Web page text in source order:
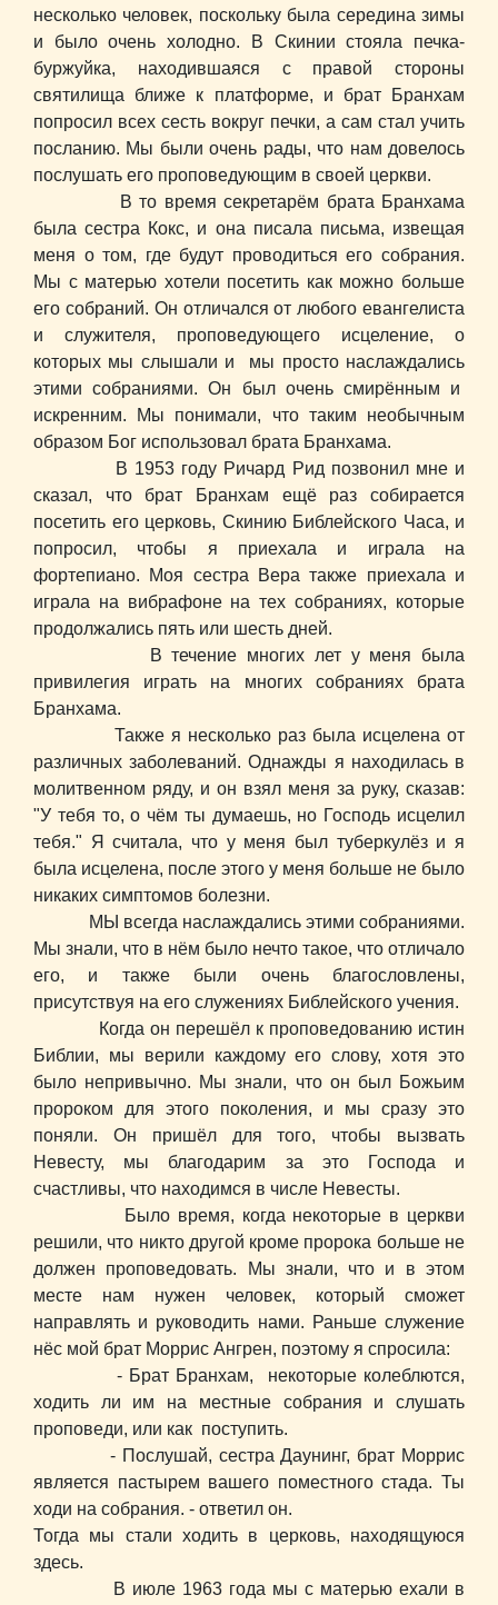
несколько человек, поскольку была середина зимы
и было очень холодно. В Скинии стояла печка-
буржуйка, находившаяся с правой стороны
святилища ближе к платформе, и брат Бранхам
попросил всех сесть вокруг печки, а сам стал учить
посланию. Мы были очень рады, что нам довелось
послушать его проповедующим в своей церкви.
В то время секретарём брата Бранхама
была сестра Кокс, и она писала письма, извещая
меня о том, где будут проводиться его собрания.
Мы с матерью хотели посетить как можно больше
его собраний. Он отличался от любого евангелиста
и служителя, проповедующего исцеление, о
которых мы слышали и мы просто наслаждались
этими собраниями. Он был очень смирённым и
искренним. Мы понимали, что таким необычным
образом Бог использовал брата Бранхама.
В 1953 году Ричард Рид позвонил мне и
сказал, что брат Бранхам ещё раз собирается
посетить его церковь, Скинию Библейского Часа, и
попросил, чтобы я приехала и играла на
фортепиано. Моя сестра Вера также приехала и
играла на вибрафоне на тех собраниях, которые
продолжались пять или шесть дней.
В течение многих лет у меня была
привилегия играть на многих собраниях брата
Бранхама.
Также я несколько раз была исцелена от
различных заболеваний. Однажды я находилась в
молитвенном ряду, и он взял меня за руку, сказав:
"У тебя то, о чём ты думаешь, но Господь исцелил
тебя." Я считала, что у меня был туберкулёз и я
была исцелена, после этого у меня больше не было
никаких симптомов болезни.
МЫ всегда наслаждались этими собраниями.
Мы знали, что в нём было нечто такое, что отличало
его, и также были очень благословлены,
присутствуя на его служениях Библейского учения.
Когда он перешёл к проповедованию истин
Библии, мы верили каждому его слову, хотя это
было непривычно. Мы знали, что он был Божьим
пророком для этого поколения, и мы сразу это
поняли. Он пришёл для того, чтобы вызвать
Невесту, мы благодарим за это Господа и
счастливы, что находимся в числе Невесты.
Было время, когда некоторые в церкви
решили, что никто другой кроме пророка больше не
должен проповедовать. Мы знали, что и в этом
месте нам нужен человек, который сможет
направлять и руководить нами. Раньше служение
нёс мой брат Моррис Ангрен, поэтому я спросила:
- Брат Бранхам, некоторые колеблются,
ходить ли им на местные собрания и слушать
проповеди, или как поступить.
- Послушай, сестра Даунинг, брат Моррис
является пастырем вашего поместного стада. Ты
ходи на собрания. - ответил он.
Тогда мы стали ходить в церковь, находящуюся
здесь.
В июле 1963 года мы с матерью ехали в